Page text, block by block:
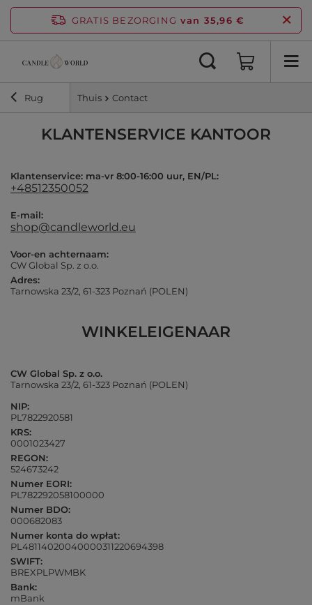
GRATIS BEZORGING van 35,96 €
Rug Thuis Contact
KLANTENSERVICE KANTOOR
Klantenservice: ma-vr 8:00-16:00 uur, EN/PL:
+48512350052
E-mail:
shop@candleworld.eu
Voor-en achternaam:
CW Global Sp. z o.o.
Adres:
Tarnowska 23/2, 61-323 Poznań (POLEN)
WINKELEIGENAAR
CW Global Sp. z o.o.
Tarnowska 23/2, 61-323 Poznań (POLEN)
NIP:
PL7822920581
KRS:
0001023427
REGON:
524673242
Numer EORI:
PL782292058100000
Numer BDO:
000682083
Numer konta do wpłat:
PL48114020040000311220694398
SWIFT:
BREXPLPWMBK
Bank:
mBank